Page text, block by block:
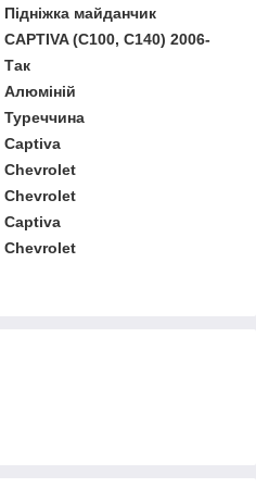
Підніжка майданчик
CAPTIVA (C100, C140) 2006-
Так
Алюміній
Туреччина
Captiva
Chevrolet
Chevrolet
Captiva
Chevrolet